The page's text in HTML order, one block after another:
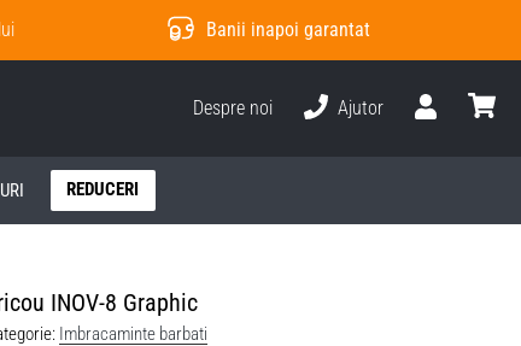
Banii inapoi garantat
Despre noi
Ajutor
REDUCERI
INOV-8 Graphic
Imbracaminte barbati